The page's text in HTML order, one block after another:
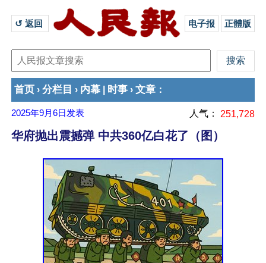
↺ 返回 电子报 正體版
首页 › 分栏目 › 内幕 时事 › 文章 ：
2025年9月6日 发表 人气： 251,728
华府抛出震撼弹 中共360亿白花了（图）